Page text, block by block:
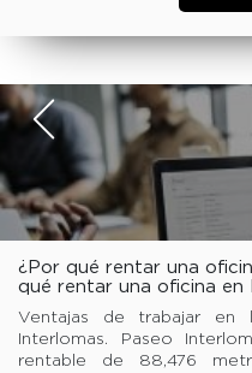
¿Por qué rentar una
qué rentar una oficina en
Ventajas de trabajar en
Interlomas. Paseo
rentable de 88,476